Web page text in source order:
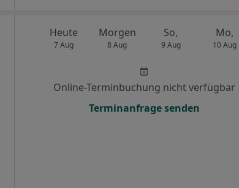
Heute
7 Aug
Morgen
8 Aug
So,
9 Aug
Mo,
10 Aug
Online-Terminbuchung nicht verfügbar
Terminanfrage senden